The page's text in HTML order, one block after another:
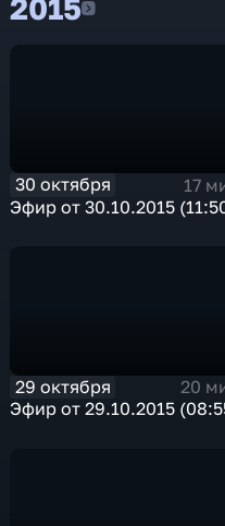
20152015
30 октября
17
Эфир от 30.10.2015
29 октября
20
Эфир от 29.10.2015